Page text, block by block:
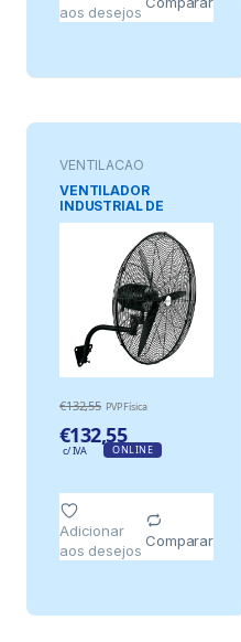
aos desejos
VENTILAÇAO
VENTILADOR
INDUSTRIAL DE
PAREDE MISTRAL 130
W Ø55 cm, 55 x 49,5 x
€132,55 PVP Física
€132,55
c/ IVA ONLINE
Adicionar
aos desejos
Comparar